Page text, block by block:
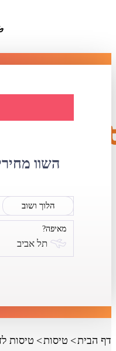
השוו
הלוך ושוב
מאיפה?
תל אביב
דף הבית טיסות טיסות